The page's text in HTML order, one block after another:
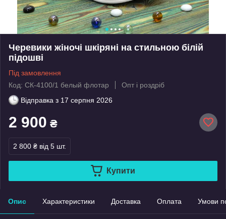
Черевики жіночі шкіряні на стильною білій
підошві
Під замовлення
Код: СК-4100/1 белый флотар
Опт і роздріб
Відправка з 17 серпня 2026
2 900 ₴
2 800 ₴ від 5 шт.
Купити
Опис Характеристики Доставка Оплата Умови